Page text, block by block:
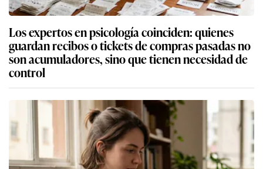
Los expertos en psicología coinciden: quienes
guardan recibos o tickets de compras pasadas no
son acumuladores, sino que tienen necesidad de
control